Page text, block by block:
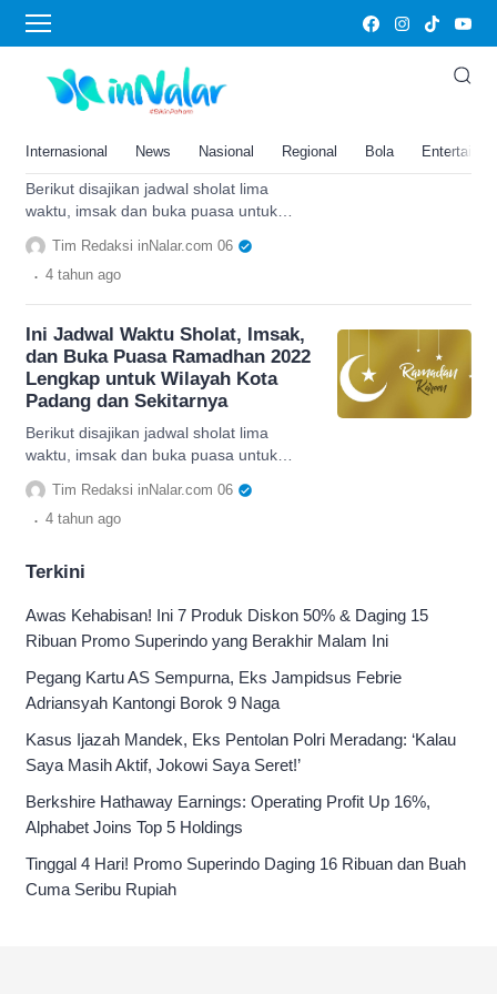
Internasional News Nasional Regional Bola
Imsakiyah Kota Padang Ramadhan 2022
Ini Jadwal Waktu Sholat, Imsak,
dan Buka Puasa Ramadhan 2022
Padang dan Sekitarnya
Berikut disajikan jadwal sholat lima
waktu, imsak dan buka puasa untuk
wilayah Kota Padang Sumatera Barat
dan sekitarnya lengkap sebulan.
Tim Redaksi inNalar.com 06
. 4 tahun ago
Ini Jadwal Waktu Sholat, Imsak,
dan Buka Puasa Ramadhan 2022
Lengkap untuk Wilayah Kota
Padang dan Sekitarnya
Berikut disajikan jadwal sholat lima
waktu, imsak dan buka puasa untuk
wilayah Kota Padang Sumatera Barat
dan sekitarnya lengkap sebulan.
Tim Redaksi inNalar.com 06
. 4 tahun ago
Terkini
Awas Kehabisan! Ini 7 Produk Diskon 50% & Daging 15
Ribuan Promo Superindo yang Berakhir Malam Ini
Pegang Kartu AS Sempurna, Eks Jampidsus Febrie
Adriansyah Kantongi Borok 9 Naga
Kasus Ijazah Mandek, Eks Pentolan Polri Meradang: ‘Kalau
Saya Masih Aktif, Jokowi Saya Seret!’
Berkshire Hathaway Earnings: Operating Profit Up 16%,
Alphabet Joins Top 5 Holdings
Tinggal 4 Hari! Promo Superindo Daging 16 Ribuan dan Buah
Cuma Seribu Rupiah